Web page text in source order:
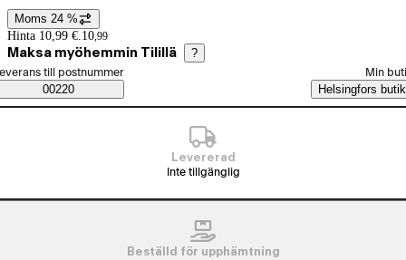
Prisinformation
Moms 24 %
Hinta 10,99 €. 10,99
Maksa myöhemmin Tilillä ?
Saatavuustiedot
beställningssätt
till postnummer
00220
Min
Helsingfors butik
Levererad
Inte tillgänglig
Beställd för upphämtning